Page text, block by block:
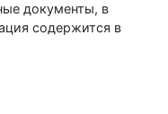
документы, в
содержится в